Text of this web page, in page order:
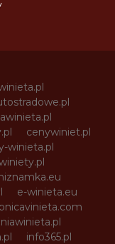
cenywiniet.pl
winieta.pl
e-winieta.eu
info365.pl